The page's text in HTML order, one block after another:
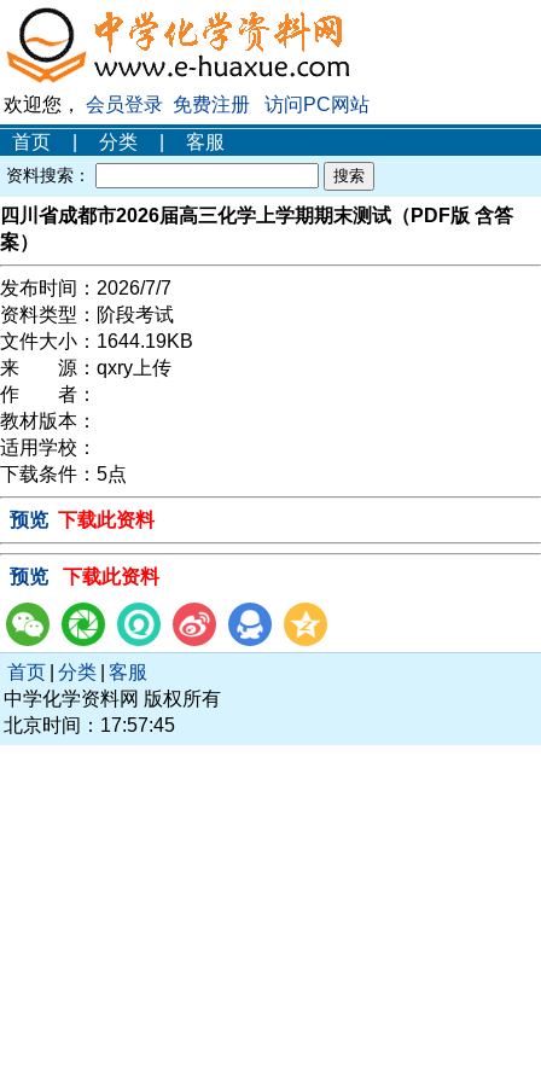
欢迎您， 会员登录 免费注册
访问PC网站
首页
分类 客服
资料搜索：
四川省成都市2026届高三化学上学期期末测试（PDF版 含答
案）
发布时间： 2026/7/7
资料类型： 阶段考试
文件大小： 1644.19KB
来 源： qxry上传
作 者：
教材版本：
适用学校：
下载条件： 5点
预览 下载此资料
预览 下载此资料
首页 分类 客服
中学化学资料网 版权所有
北京时间：17:57:45